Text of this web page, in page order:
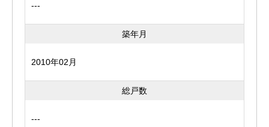
---
築年月
2010年02月
総戸数
---